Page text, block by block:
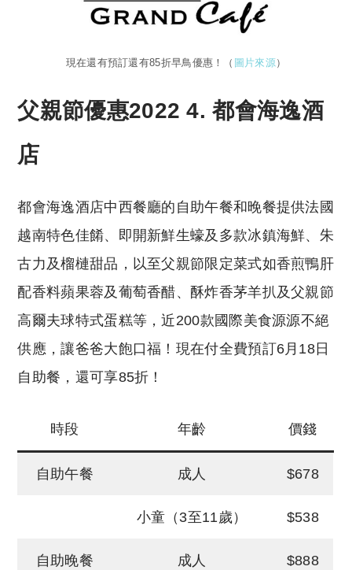
現在還有預訂還有85折早鳥優惠！（ 圖片來源）
父親節優惠2022 4. 都會海逸酒
店
都會海逸酒店中西餐廳的自助午餐和晚餐提供法國
越南特色佳餚、即開新鮮生蠔及多款冰鎮海鮮、朱
古力及榴槤甜品，以至父親節限定菜式如香煎鴨肝
配香料蘋果蓉及葡萄香醋、酥炸香茅羊扒及父親節
高爾夫球特式蛋糕等，近200款國際美食源源不絕
供應，讓爸爸大飽口福！現在付全費預訂6月18日
自助餐，還可享85折！
時段 年齡 價錢
自助午餐 成人 $678
小童（3至11歲） $538
自助晚餐 成人 $888